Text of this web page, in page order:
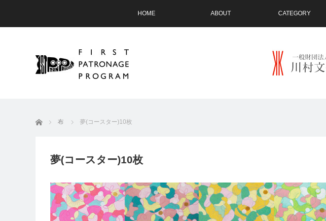
HOME ABOUT CATEGORY
ホーム 布 夢(コースター)10枚
夢(コースター)10枚